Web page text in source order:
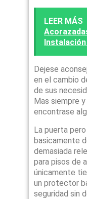
LEER MÁS
Dejese
en el cambio
de sus
Mas siempre
encontrase
La puerta
basicamente
demasiada
para pisos de
únicamente
un protector
seguridad sin